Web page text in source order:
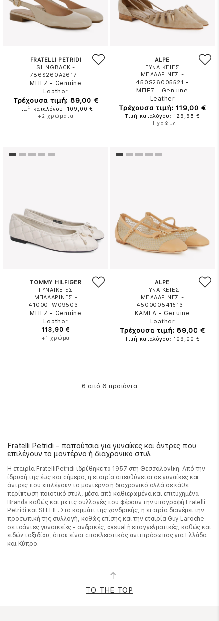
FRATELLI PETRIDI
SLINGBACK -
786S260A2617 -
ΜΠΕΖ - Genuine
Leather
Τρέχουσα τιμή: 89,00 €
Τιμή καταλόγου: 109,00 €
+2 χρώματα
ALPE
ΓΥΝΑΙΚΕΙΕΣ
ΜΠΑΛΑΡΙΝΕΣ -
450S26005521 -
ΜΠΕΖ - Genuine
Leather
Τρέχουσα τιμή: 119,00 €
Τιμή καταλόγου: 129,95 €
+1 χρώμα
TOMMY HILFIGER
ΓΥΝΑΙΚΕΙΕΣ
ΜΠΑΛΑΡΙΝΕΣ -
41000FW09503 -
ΜΠΕΖ - Genuine
Leather
113,90 €
+1 χρώμα
ALPE
ΓΥΝΑΙΚΕΙΕΣ
ΜΠΑΛΑΡΙΝΕΣ -
450000541513 -
ΚΑΜΕΛ - Genuine
Leather
Τρέχουσα τιμή: 89,00 €
Τιμή καταλόγου: 109,00 €
6 από 6 προϊόντα
Fratelli Petridi - παπούτσια για γυναίκες και άντρες που
επιλέγουν το μοντέρνο ή διαχρονικό στυλ
Η εταιρία FratelliPetridi ιδρύθηκε το 1957 στη Θεσσαλονίκη. Από την
ίδρυσή της έως και σήμερα, η εταιρία απευθύνεται σε γυναίκες και
άντρες που επιλέγουν το μοντέρνο ή διαχρονικό αλλά σε κάθε
περίπτωση ποιοτικό στυλ, μέσα από καθιερωμένα και επιτυχημένα
Brands καθώς και με τις συλλογές που φέρουν την υπογραφή Fratelli
Petridi και SELFIE. Στο κομμάτι της χονδρικής, η εταιρία διανέμει την
προσωπική της συλλογή, καθώς επίσης και την εταιρία Guy Laroche
σε τσάντες γυναικείες - ανδρικές, casual ή επαγγελματικές, καθώς και
ειδών ταξιδίου, όπου είναι αποκλειστικός αντιπρόσωπος για Ελλάδα
και Κύπρο.
TO THE TOP